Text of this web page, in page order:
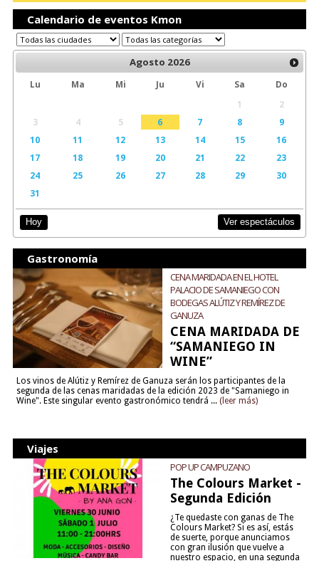
Calendario de eventos Kmon
Agosto 2026
Lu Ma Mi Ju Vi Sa
Do
1
2
3
4 5 6 7 8
9
10
11 12 13 14 15
16
17
18 19 20 21 22
23
24
25 26 27 28 29
30
31
Hoy Ver espectáculos
Gastronomía
CENA MARIDADA EN EL HOTEL
PALACIO DE SAMANIEGO CON
BODEGAS ALÚTIZ Y REMÍREZ DE
GANUZA
CENA MARIDADA DE
“SAMANIEGO IN
WINE”
Los vinos de Alútiz y Remírez de Ganuza serán los participantes de la
segunda de las cenas maridadas de la edición 2023 de "Samaniego in
Wine". Este singular evento gastronómico tendrá ... (leer más)
Viajes
POP UP CAMPUZANO
The Colours Market -
Segunda Edición
¿Te quedaste con ganas de The
Colours Market? Si es así, estás
de suerte, porque anunciamos
con gran ilusión que vuelve a
nuestro espacio, en una segunda